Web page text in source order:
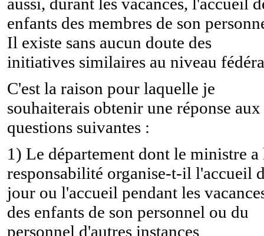
enfants des membres de son
Il existe sans aucun doute des
initiatives similaires au niveau
C'est la raison pour laquelle je
souhaiterais obtenir une réponse aux
questions suivantes :
1) Le département dont le ministre a
responsabilité organise-t-il l'accueil
jour ou l'accueil pendant les
des enfants de son personnel ou du
personnel d'autres instances